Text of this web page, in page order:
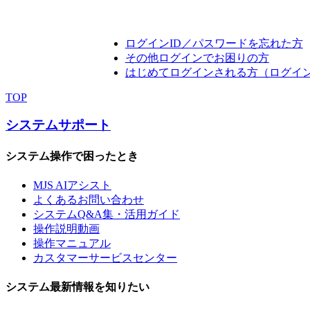
ログインID／パスワードを忘れた方
その他ログインでお困りの方
はじめてログインされる方（ログイ
TOP
システムサポート
システム操作で困ったとき
MJS AIアシスト
よくあるお問い合わせ
システムQ&A集・活用ガイド
操作説明動画
操作マニュアル
カスタマーサービスセンター
システム最新情報を知りたい